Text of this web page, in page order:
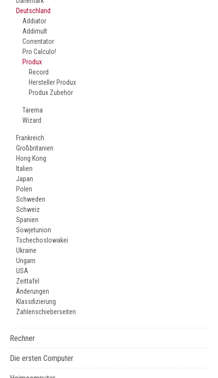
Deutschland
Addiator
Addimult
Correntator
Pro Calculo!
Produx
Record
Hersteller Produx
Produx Zubehör
Tarema
Wizard
Frankreich
Großbritanien
Hong Kong
Italien
Japan
Polen
Schweden
Schweiz
Spanien
Sowjetunion
Tschechoslowakei
Ukraine
Ungarn
USA
Zeittafel
Änderungen
Klassifizierung
Zahlenschieberseiten
Rechner
Die ersten Computer